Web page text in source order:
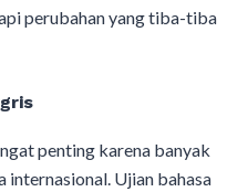
perubahan yang tiba-tiba
penting karena banyak
Ujian bahasa